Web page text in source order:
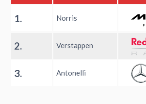
1. Norris
2. Verstappen
3. Antonelli